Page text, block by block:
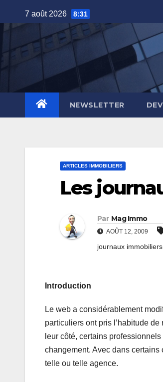
to
7 août 2026 8:31
NEWSLETTER
ARTICLES IMMOBILIERS
Les
Par Mag Immo
AOÛT 12, 2009
journaux immobiliers
Introduction
Le web a considérablement
particuliers ont pris l’habitude
leur côté, certains
changement. Avec dans certains
telle ou telle agence.